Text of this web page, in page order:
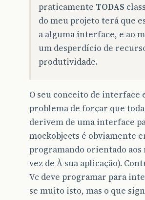
praticamente TODAS
do meu projeto terá que
a alguma interface, e ao
um desperdício de
produtividade.
O seu conceito de interface
problema de forçar que
derivem de uma interface
mockobjects é obviamente
programando orientado aos
vez de À sua aplicação).
Vc deve programar para
se muito isto, mas o que